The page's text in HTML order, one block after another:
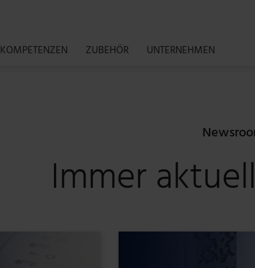
KOMPETENZEN ZUBEHÖR UNTERNEHMEN
Immer